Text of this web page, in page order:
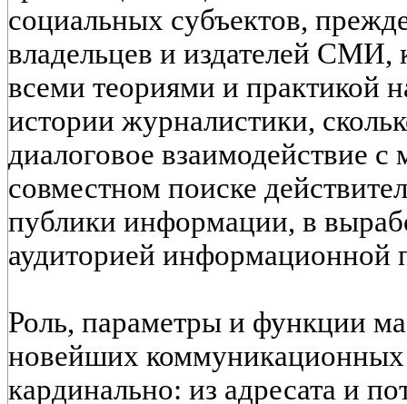
социальных субъектов,
владельцев и издателей СМИ,
всеми теориями и практикой
истории журналистики,
диалоговое взаимодействие с
совместном поиске
публики информации, в
аудиторией информационной
Роль, параметры и функции
новейших
кардинально: из адресата и